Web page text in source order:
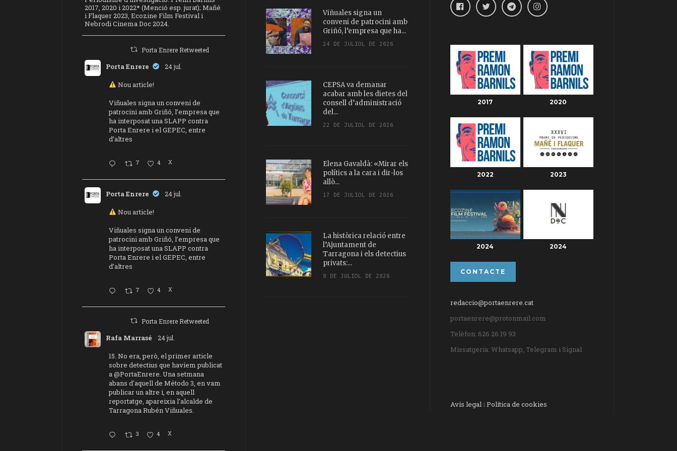
2017, 2020 i 2022* (Menció esp. jurat); Mañé
i Flaquer 2023, Ecozine Film Festival i
Nebrodi Cinema Doc 2024.
Porta Enrere Retweeted
Porta Enrere 24 jul.
Nou article!
Viñuales signa un conveni de
patrocini amb Griñó, l’empresa que
ha interposat una SLAPP contra
Porta Enrere i el GEPEC, entre
d’altres
7 4 X
Porta Enrere 24 jul.
Nou article!
Viñuales signa un conveni de
patrocini amb Griñó, l’empresa que
ha interposat una SLAPP contra
Porta Enrere i el GEPEC, entre
d’altres
7 4 X
Porta Enrere Retweeted
Rafa Marrasé 24 jul.
15. No era, però, el primer article
sobre detectius que havíem publicat
a@PortaEnrere. Una setmana
abans d'aquell de Método 3, en vam
publicar un altre i, en aquell
reportatge, apareixia l'alcalde de
Tarragona Rubén Viñuales.
3 4 X
Viñuales signa un
conveni de patrocini amb
Griñó, l’empresa que ha...
24 DE JULIOL DE 2026
CEPSA va demanar
acabar amb les dietes del
consell d’administració
del...
22 DE JULIOL DE 2026
Elena Gavaldà: «Mirar els
polítics a la cara i dir-los
allò...
17 DE JULIOL DE 2026
La històrica relació entre
l’Ajuntament de
Tarragona i els detectius
privats:...
8 DE JULIOL DE 2026
2017 2020
2022 2023
2024 2024
CONTACTE
redaccio@portaenrere.cat
portaenrere@protonmail.com
Telèfon: 626 26 19 93
Missatgeria: Whatsapp, Telegram i Signal
Avís legaliPolítica de cookies